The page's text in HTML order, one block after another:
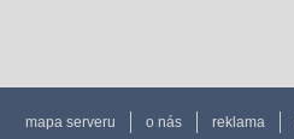
mapa serveru o nás reklama